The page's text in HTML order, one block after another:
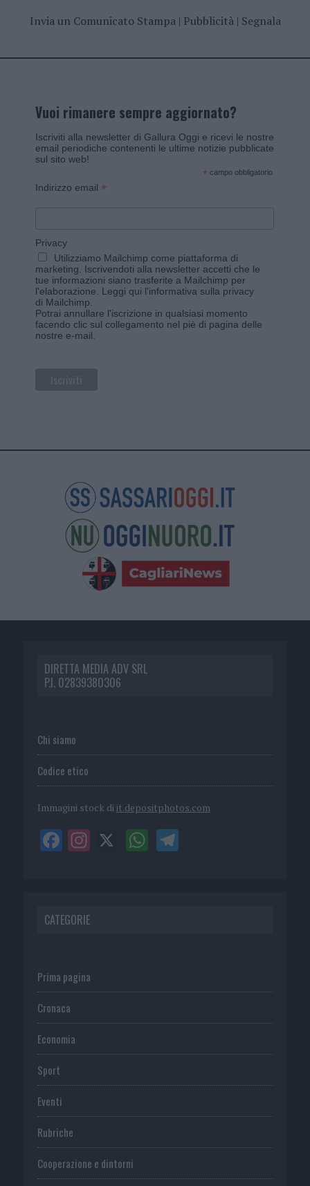
Invia un Comunicato Stampa| Pubblicità| Segnala
Vuoi rimanere sempre aggiornato?
Iscriviti alla newsletter di Gallura Oggi e ricevi le nostre
email periodiche contenenti le ultime notizie pubblicate
sul sito web!
* campo obbligatorio
Indirizzo email *
Privacy
Utilizziamo Mailchimp come piattaforma di
marketing. Iscrivendoti alla newsletter accetti che le
tue informazioni siano trasferite a Mailchimp per
l'elaborazione. Leggi qui l'informativa sulla privacy
di Mailchimp
Potrai annullare l'iscrizione in qualsiasi momento
facendo clic sul collegamento nel piè di pagina delle
nostre e-mail.
DIRETTA MEDIA ADV SRL
P.I. 02839380306
Chi siamo
Codice etico
Immagini stock di it.depositphotos.com
CATEGORIE
Prima pagina
Cronaca
Economia
Sport
Eventi
Rubriche
Cooperazione e dintorni